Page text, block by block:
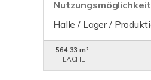
Halle / Lager /
564,33 m²
FLÄCHE